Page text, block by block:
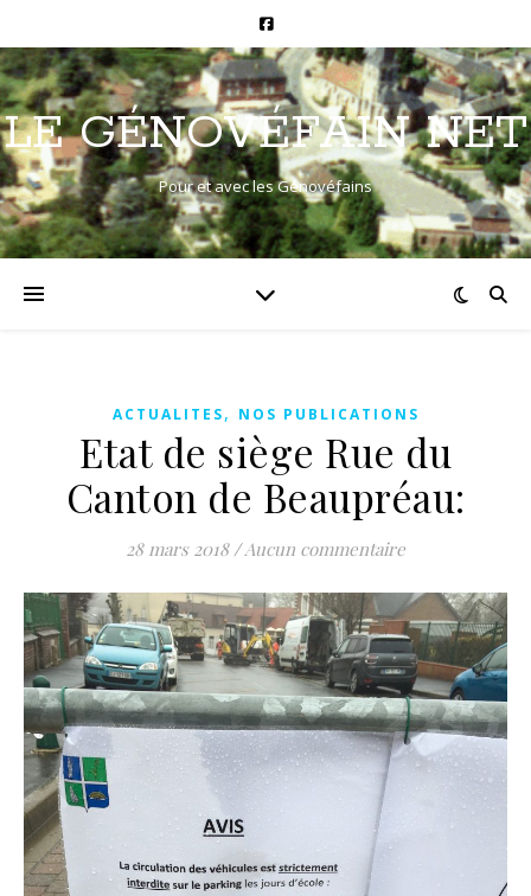
LE GÉNOVÉFAIN NET
Pour et avec les Génovéfains
ACTUALITES, NOS PUBLICATIONS
Etat de siège Rue du
Canton de Beaupréau:
28 mars 2018 /Aucun commentaire